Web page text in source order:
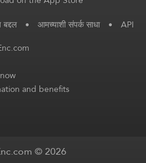
• आमच्याशी संपर्क साधा • API
and benefits
© 2026